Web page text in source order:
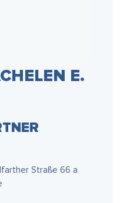
E.
Straße 66 a